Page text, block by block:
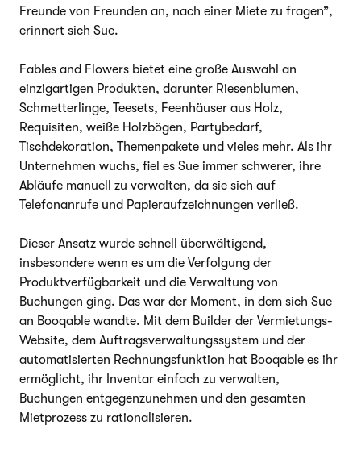
Freunde von Freunden an, nach einer Miete zu fragen”,
erinnert sich Sue.
Fables and Flowers bietet eine große Auswahl an
einzigartigen Produkten, darunter Riesenblumen,
Schmetterlinge, Teesets, Feenhäuser aus Holz,
Requisiten, weiße Holzbögen, Partybedarf,
Tischdekoration, Themenpakete und vieles mehr. Als ihr
Unternehmen wuchs, fiel es Sue immer schwerer, ihre
Abläufe manuell zu verwalten, da sie sich auf
Telefonanrufe und Papieraufzeichnungen verließ.
Dieser Ansatz wurde schnell überwältigend,
insbesondere wenn es um die Verfolgung der
Produktverfügbarkeit und die Verwaltung von
Buchungen ging. Das war der Moment, in dem sich Sue
an Booqable wandte. Mit dem Builder der Vermietungs-
Website, dem Auftragsverwaltungssystem und der
automatisierten Rechnungsfunktion hat Booqable es ihr
ermöglicht, ihr Inventar einfach zu verwalten,
Buchungen entgegenzunehmen und den gesamten
Mietprozess zu rationalisieren.